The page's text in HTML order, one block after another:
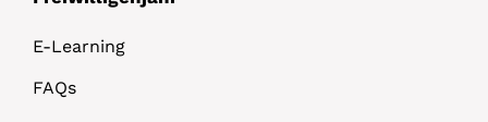
E-Learning
FAQs